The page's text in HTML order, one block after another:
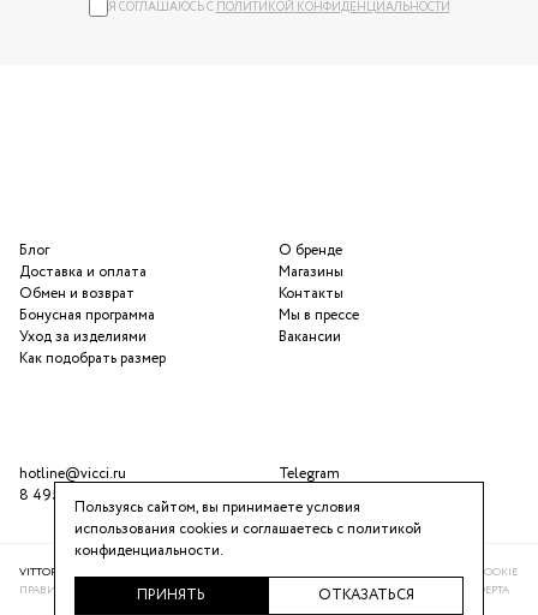
Я СОГЛАШАЮСЬ С ПОЛИТИКОЙ КОНФИДЕНЦИАЛЬНОСТИ
О бренде
Магазины
Контакты
Мы в прессе
Вакансии
Telegram
Блог
Доставка и оплата
Обмен и возврат
Бонусная программа
Уход за изделиями
Как подобрать размер
hotline@vicci.ru
8 495 646 16 47
VITTORIA VICCI © 2016-2025
ИСПОЛЬЗОВАНИЕ COOKIE
ПРАВИЛА ПРОГРАММЫ ЛОЯЛЬНОСТИ
РЕКОМЕНДАТЕЛЬНАЯ СИСТЕМАПУБЛИЧНАЯ ОФЕРТА
Пользуясь сайтом, вы принимаете условия
использования cookies и соглашаетесь сполитикой
конфиденциальности.
ПРИНЯТЬ ОТКАЗАТЬСЯ